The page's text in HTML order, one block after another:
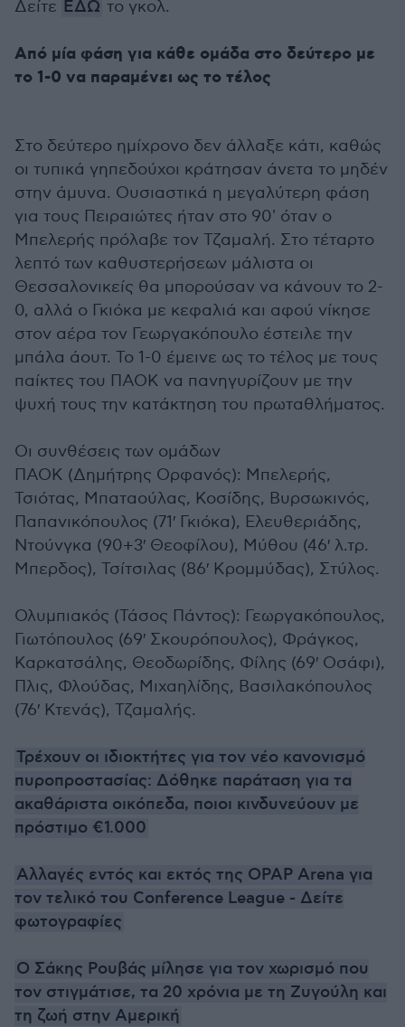
Δείτε ΕΔΩ το γκολ.
Από μία φάση για κάθε ομάδα στο δεύτερο με
το 1-0 να παραμένει ως το τέλος
Στο δεύτερο ημίχρονο δεν άλλαξε κάτι, καθώς
οι τυπικά γηπεδούχοι κράτησαν άνετα το μηδέν
στην άμυνα. Ουσιαστικά η μεγαλύτερη φάση
για τους Πειραιώτες ήταν στο 90' όταν ο
Μπελερής πρόλαβε τον Τζαμαλή. Στο τέταρτο
λεπτό των καθυστερήσεων μάλιστα οι
Θεσσαλονικείς θα μπορούσαν να κάνουν το 2-
0, αλλά ο Γκιόκα με κεφαλιά και αφού νίκησε
στον αέρα τον Γεωργακόπουλο έστειλε την
μπάλα άουτ. Το 1-0 έμεινε ως το τέλος με τους
παίκτες του ΠΑΟΚ να πανηγυρίζουν με την
ψυχή τους την κατάκτηση του πρωταθλήματος.
Οι συνθέσεις των ομάδων
ΠΑΟΚ (Δημήτρης Ορφανός): Μπελερής,
Τσιότας, Μπαταούλας, Κοσίδης, Βυρσωκινός,
Παπανικόπουλος (71′ Γκιόκα), Ελευθεριάδης,
Ντούνγκα (90+3′ Θεοφίλου), Μύθου (46′ λ.τρ.
Μπερδος), Τσίτσιλας (86′ Κρομμύδας), Στύλος.
Ολυμπιακός (Τάσος Πάντος): Γεωργακόπουλος,
Γιωτόπουλος (69′ Σκουρόπουλος), Φράγκος,
Καρκατσάλης, Θεοδωρίδης, Φίλης (69′ Οσάφι),
Πλις, Φλούδας, Μιχαηλίδης, Βασιλακόπουλος
(76′ Κτενάς), Τζαμαλής.
Τρέχουν οι ιδιοκτήτες για τον νέο κανονισμό
πυροπροστασίας: Δόθηκε παράταση για τα
ακαθάριστα οικόπεδα, ποιοι κινδυνεύουν με
πρόστιμο €1.000
Αλλαγές εντός και εκτός της OPAP Arena για
τον τελικό του Conference League - Δείτε
φωτογραφίες
Ο Σάκης Ρουβάς μίλησε για τον χωρισμό που
τον στιγμάτισε, τα 20 χρόνια με τη Ζυγούλη και
τη ζωή στην Αμερική